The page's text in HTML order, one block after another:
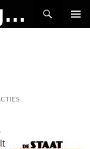
MAD Media Magazine